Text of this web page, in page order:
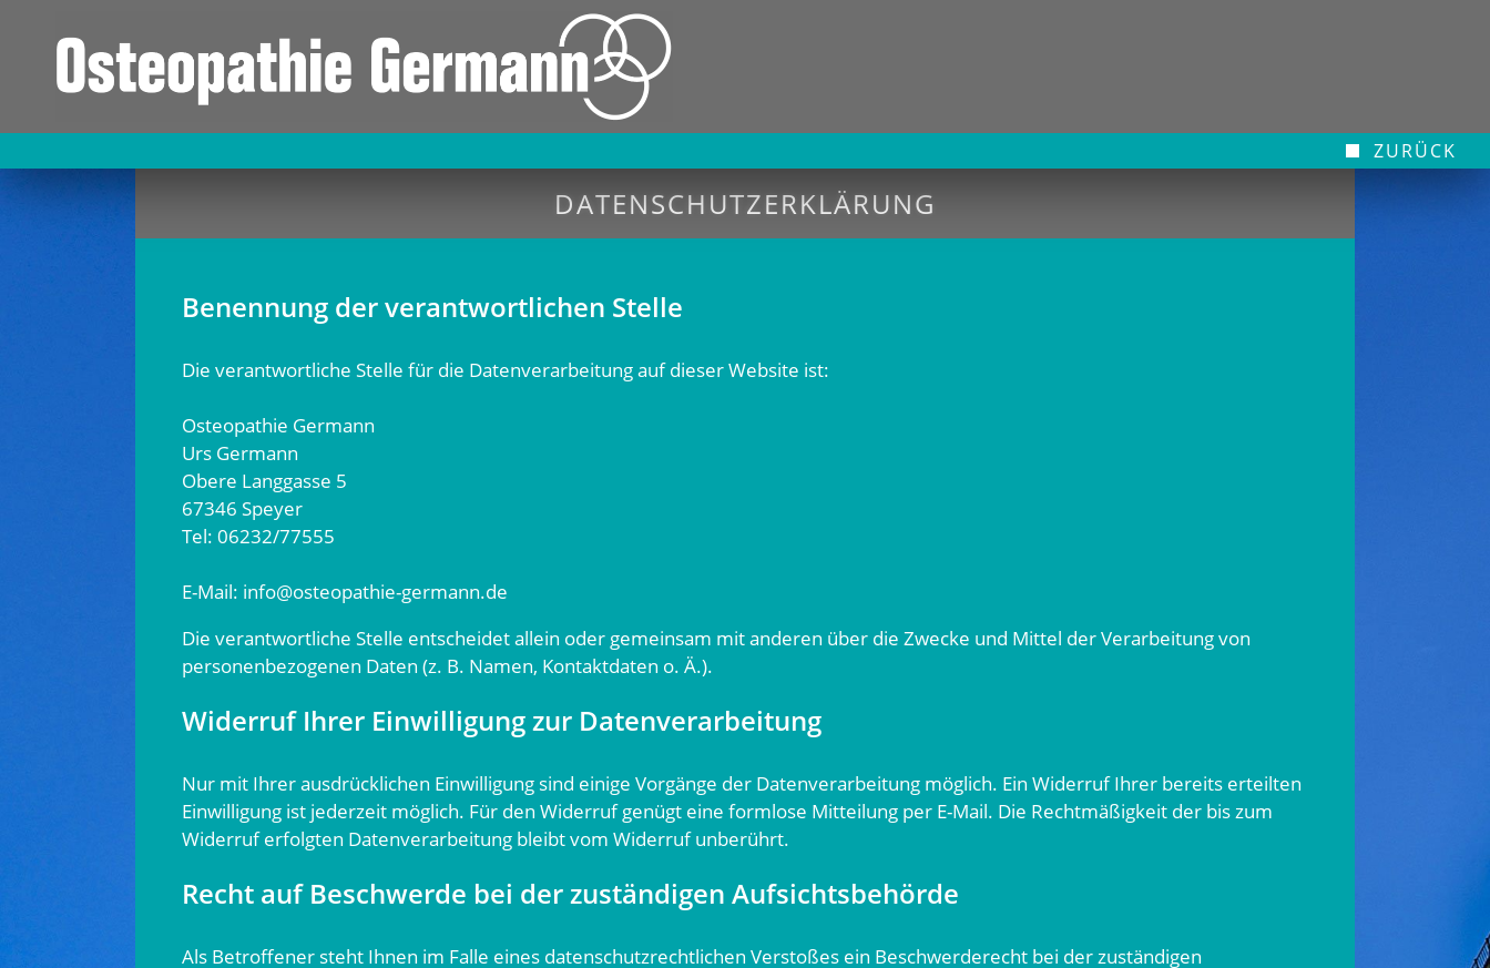
ZURÜCK
DATENSCHUTZERKLÄRUNG
Benennung der verantwortlichen Stelle
Die verantwortliche Stelle für die Datenverarbeitung auf dieser Website ist:
Osteopathie Germann
Urs Germann
Obere Langgasse 5
67346 Speyer
Tel: 06232/77555
E-Mail: info@osteopathie-germann.de
Die verantwortliche Stelle entscheidet allein oder gemeinsam mit anderen über die Zwecke und Mittel der Verarbeitung von
personenbezogenen Daten (z. B. Namen, Kontaktdaten o. Ä.).
Widerruf Ihrer Einwilligung zur Datenverarbeitung
Nur mit Ihrer ausdrücklichen Einwilligung sind einige Vorgänge der Datenverarbeitung möglich. Ein Widerruf Ihrer bereits erteilten
Einwilligung ist jederzeit möglich. Für den Widerruf genügt eine formlose Mitteilung per E-Mail. Die Rechtmäßigkeit der bis zum
Widerruf erfolgten Datenverarbeitung bleibt vom Widerruf unberührt.
Recht auf Beschwerde bei der zuständigen Aufsichtsbehörde
Als Betroffener steht Ihnen im Falle eines datenschutzrechtlichen Verstoßes ein Beschwerderecht bei der zuständigen